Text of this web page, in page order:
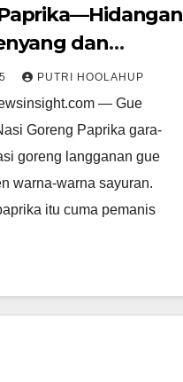
dan
PUTRI HOOLAHUP
— Gue
Goreng Paprika gara-
goreng langganan gue
warna-warna sayuran.
itu cuma pemanis